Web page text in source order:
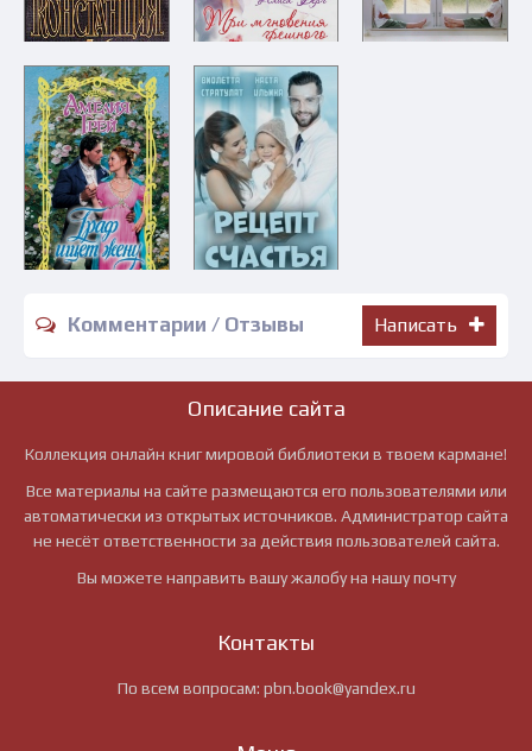
Комментарии / Отзывы Написать
Описание сайта
Коллекция онлайн книг мировой библиотеки в твоем кармане!
Все материалы на сайте размещаются его пользователями или
автоматически из открытых источников. Администратор сайта
не несёт ответственности за действия пользователей сайта.
Вы можете направить вашу жалобу на нашу почту
Контакты
По всем вопросам: pbn.book@yandex.ru